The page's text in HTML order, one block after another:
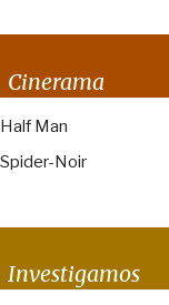
Cinerama
Half Man
Spider-Noir
Investigamos